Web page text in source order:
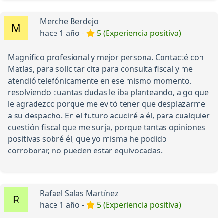
Merche Berdejo
hace 1 año -
5 (Experiencia positiva)
Magnífico profesional y mejor persona. Contacté con
Matías, para solicitar cita para consulta fiscal y me
atendió telefónicamente en ese mismo momento,
resolviendo cuantas dudas le iba planteando, algo que
le agradezco porque me evitó tener que desplazarme
a su despacho. En el futuro acudiré a él, para cualquier
cuestión fiscal que me surja, porque tantas opiniones
positivas sobré él, que yo misma he podido
corroborar, no pueden estar equivocadas.
Rafael Salas Martínez
hace 1 año -
5 (Experiencia positiva)